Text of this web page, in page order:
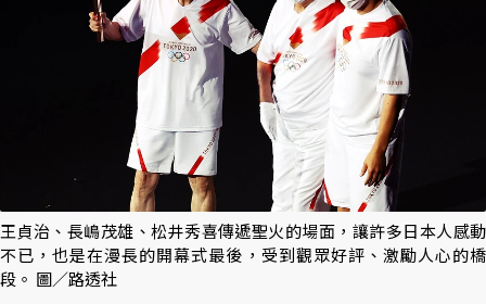
王貞治、長嶋茂雄、松井秀喜傳遞聖火的場面，讓許多日本人感動
不已，也是在漫長的開幕式最後，受到觀眾好評、激勵人心的橋
段。 圖／路透社